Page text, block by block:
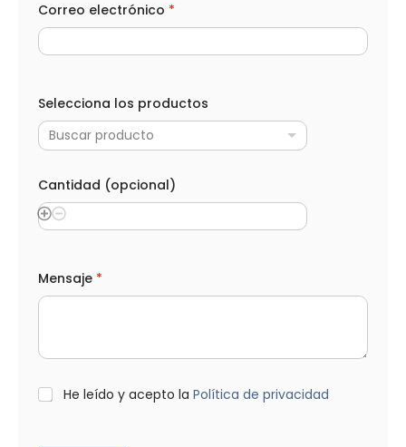
Correo electrónico *
Selecciona los productos
Buscar producto
Cantidad (opcional)
l
e
ó
i
c
Mensaje *
L
He leído y acepto la Política de privacidad